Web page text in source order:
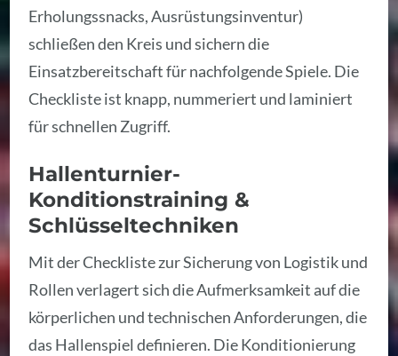
Erholungssnacks, Ausrüstungsinventur)
schließen den Kreis und sichern die
Einsatzbereitschaft für nachfolgende Spiele. Die
Checkliste ist knapp, nummeriert und laminiert
für schnellen Zugriff.
Hallenturnier-
Konditionstraining &
Schlüsseltechniken
Mit der Checkliste zur Sicherung von Logistik und
Rollen verlagert sich die Aufmerksamkeit auf die
körperlichen und technischen Anforderungen, die
das Hallenspiel definieren. Die Konditionierung